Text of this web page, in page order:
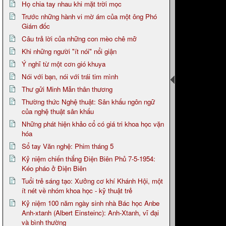
Họ chia tay nhau khi mặt trời mọc
Trước những hành vi mờ ám của một ông Phó
Giám đốc
Câu trả lời của những con mèo chê mỡ
Khi những người "ít nói" nổi giận
Ý nghĩ từ một cơn gió khuya
Nói với bạn, nói với trái tim mình
Thư gửi Minh Mẫn thân thương
Thường thức Nghệ thuật: Sân khấu ngôn ngữ
của nghệ thuật sân khấu
Những phát hiện khảo cổ có giá tri khoa học vặn
hóa
Sổ tay Văn nghệ: Phim tháng 5
Kỷ niệm chiến thắng Điện Biên Phủ 7-5-1954:
Kéo pháo ở Điện Biên
Tuổi trẻ sáng tạo: Xưởng cơ khí Khánh Hội, một
ít nét về nhóm khoa học - kỹ thuật trẻ
Kỷ niệm 100 năm ngày sinh nhà Bác học Anbe
Anh-xtanh (Albert Einsteinc): Anh-Xtanh, vĩ đại
và bình thường